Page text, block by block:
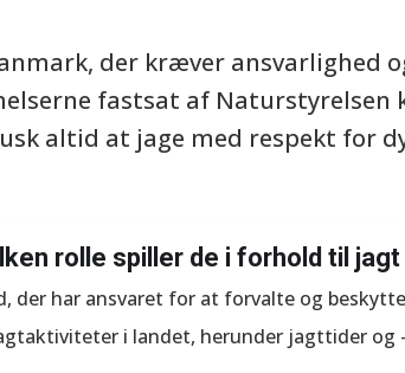
der kræver ansvarlighed
fastsat af
altid at jage med respekt for
rolle spiller de i forhold til jagt
der har ansvaret for at forvalte og
i landet, herunder jagttider og